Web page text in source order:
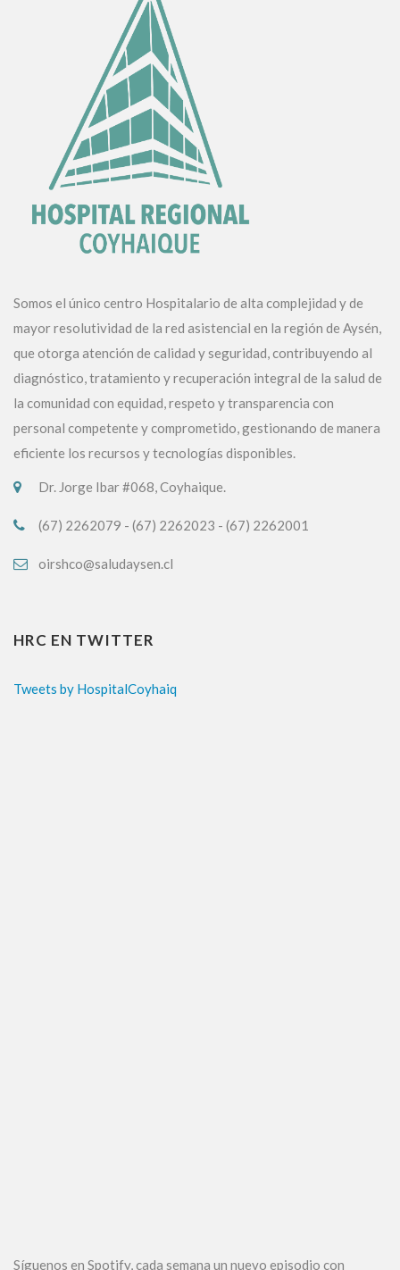
Somos el único centro Hospitalario de alta complejidad y de
mayor resolutividad de la red asistencial en la región de Aysén,
que otorga atención de calidad y seguridad, contribuyendo al
diagnóstico, tratamiento y recuperación integral de la salud de
la comunidad con equidad, respeto y transparencia con
personal competente y comprometido, gestionando de manera
eficiente los recursos y tecnologías disponibles.
Dr. Jorge Ibar #068, Coyhaique.
(67) 2262079 - (67) 2262023 - (67) 2262001
oirshco@saludaysen.cl
HRC EN TWITTER
Tweets by HospitalCoyhaiq
Síguenos en Spotify, cada semana un nuevo episodio con